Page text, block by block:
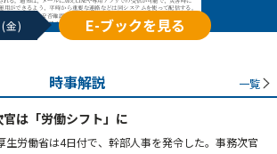
金) E-ブックを見る
時事解説 一覧
は「労働シフト」に
生労働省は4日付で、幹部人事を発令した。事務次官